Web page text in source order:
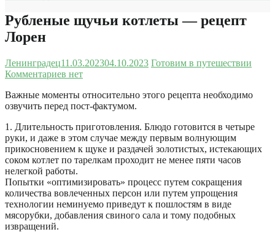
Рубленые щучьи котлеты — рецепт
Лорен
Ленинградец11.03.202304.10.2023 Готовим в путешествии
Комментариев нет
Важные моменты относительно этого рецепта необходимо
озвучить перед пост-фактумом.
1. Длительность приготовления. Блюдо готовится в четыре
руки, и даже в этом случае между первым волнующим
прикосновением к щуке и раздачей золотистых, истекающих
соком котлет по тарелкам проходит не менее пяти часов
нелегкой работы.
Попытки «оптимизировать» процесс путем сокращения
количества вовлеченных персон или путем упрощения
технологии неминуемо приведут к пошлостям в виде
мясорубки, добавления свиного сала и тому подобных
извращений.